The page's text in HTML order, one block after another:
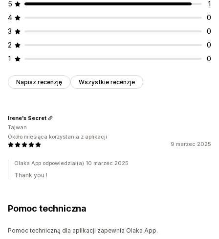
5
1
4
0
3
0
2
0
1
0
Napisz recenzję Wszystkie recenzje
9 marzec 2025
Irene's Secret
Tajwan
Około miesiąca korzystania z aplikacji
Olaka App odpowiedział(a) 10 marzec 2025
Thank you !
Pomoc techniczna
Pomoc techniczną dla aplikacji zapewnia Olaka App.